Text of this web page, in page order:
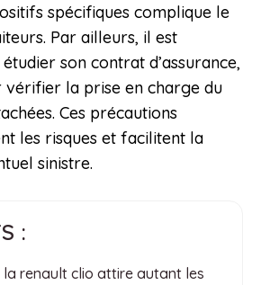
spécifiques complique le
Par ailleurs, il est
son contrat d’assurance,
la prise en charge du
Ces précautions
les risques et facilitent la
sinistre.
:
la renault clio attire autant les